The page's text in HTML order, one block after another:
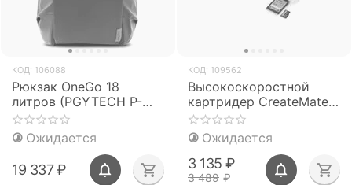
КОД: 106088
Рюкзак OneGo 18
литров (PGYTECH P-
CB-028)
Ожидается
19 337₽
КОД: 109562
Высокоскоростной
картридер CreateMate
(PGYTECH P-GM-162 /
P-GM-163)
Ожидается
3 489 ₽
3 135 ₽